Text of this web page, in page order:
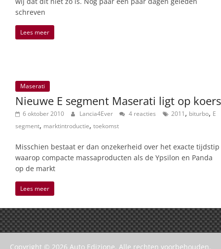
schreven
Lees meer
Maserati
Nieuwe E segment Maserati ligt op koers
6 oktober 2010 Lancia4Ever 4 reacties 2011, biturbo, E
segment, marktintroductie, toekomst
Misschien bestaat er dan onzekerheid over het exacte tijdstip
waarop compacte massaproducten als de Ypsilon en Panda
op de markt
Lees meer
Copyright © 2026 Auto Edizione. Alle rechten voorbehouden.